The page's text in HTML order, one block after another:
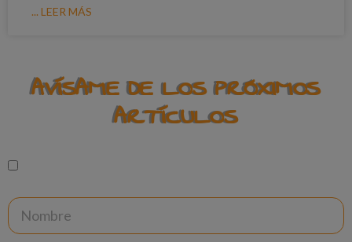
... LEER MÁS
AVÍSAME DE LOS PRÓXIMOS
ARTÍCULOS